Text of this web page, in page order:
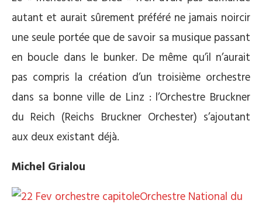
autant et aurait sûrement préféré ne jamais noircir
une seule portée que de savoir sa musique passant
en boucle dans le bunker. De même qu’il n’aurait
pas compris la création d’un troisième orchestre
dans sa bonne ville de Linz : l’Orchestre Bruckner
du Reich (Reichs Bruckner Orchester) s’ajoutant
aux deux existant déjà.
Michel Grialou
Orchestre National du